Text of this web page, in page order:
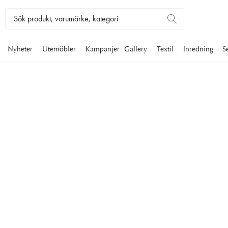
Nyheter Utemöbler Kampanjer Gallery Textil Inredning